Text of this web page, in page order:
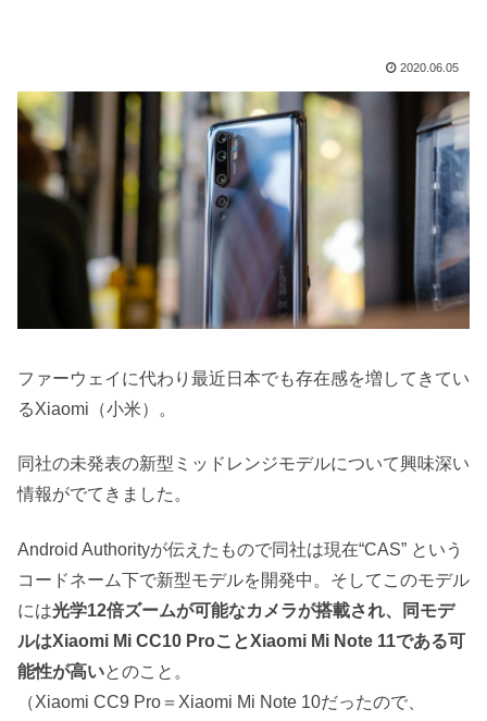
2020.06.05
ファーウェイに代わり最近日本でも存在感を増してきてい
るXiaomi（小米）。
同社の未発表の新型ミッドレンジモデルについて興味深い
情報がでてきました。
Android Authorityが伝えたもので同社は現在“CAS” という
コードネーム下で新型モデルを開発中。そしてこのモデル
には光学12倍ズームが可能なカメラが搭載され、同モデ
ルはXiaomi Mi CC10 ProことXiaomi Mi Note 11である可
能性が高いとのこと。
（Xiaomi CC9 Pro＝Xiaomi Mi Note 10だったので、